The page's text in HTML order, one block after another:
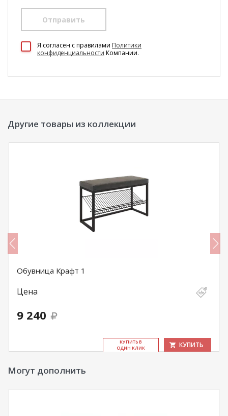
Отправить
Я согласен c правилами Политики
конфиденциальности Компании.
Другие товары из коллекции
Обувница Крафт 1
Цена
9 240
КУ­ПИТЬ В
ОДИН КЛИК
КУПИТЬ
Могут дополнить